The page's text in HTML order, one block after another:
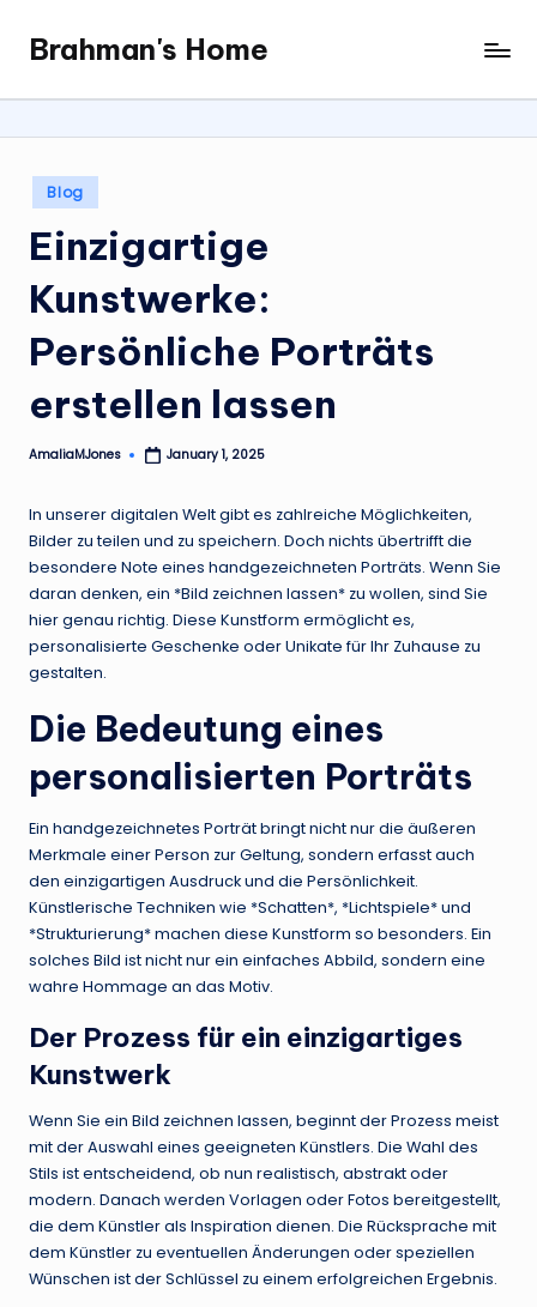
content
Brahman's Home
Spiritual
and
it
all
Posted
in
Blog
Einzigartige
Kunstwerke:
Persönliche Porträts
erstellen lassen
Posted
AmaliaMJones January 1, 2025
In unserer digitalen Welt gibt es zahlreiche Möglichkeiten,
Bilder zu teilen und zu speichern. Doch nichts übertrifft die
besondere Note eines handgezeichneten Porträts. Wenn Sie
daran denken, ein *Bild zeichnen lassen* zu wollen, sind Sie
hier genau richtig. Diese Kunstform ermöglicht es,
personalisierte Geschenke oder Unikate für Ihr Zuhause zu
gestalten.
Die Bedeutung eines
personalisierten Porträts
Ein handgezeichnetes Porträt bringt nicht nur die äußeren
Merkmale einer Person zur Geltung, sondern erfasst auch
den einzigartigen Ausdruck und die Persönlichkeit.
Künstlerische Techniken wie *Schatten*, *Lichtspiele* und
*Strukturierung* machen diese Kunstform so besonders. Ein
solches Bild ist nicht nur ein einfaches Abbild, sondern eine
wahre Hommage an das Motiv.
Der Prozess für ein einzigartiges
Kunstwerk
Wenn Sie ein Bild zeichnen lassen, beginnt der Prozess meist
mit der Auswahl eines geeigneten Künstlers. Die Wahl des
Stils ist entscheidend, ob nun realistisch, abstrakt oder
modern. Danach werden Vorlagen oder Fotos bereitgestellt,
die dem Künstler als Inspiration dienen. Die Rücksprache mit
dem Künstler zu eventuellen Änderungen oder speziellen
Wünschen ist der Schlüssel zu einem erfolgreichen Ergebnis.